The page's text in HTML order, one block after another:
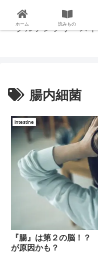
腸内細菌
intestine
『腸』は第２の脳！
が原因かも？
ホーム 読みもの